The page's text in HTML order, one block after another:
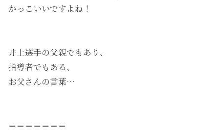
かっこいいですよね！
井上選手の父親でもあり、
指導者でもある、
お父さんの言葉…
＝＝＝＝＝＝＝